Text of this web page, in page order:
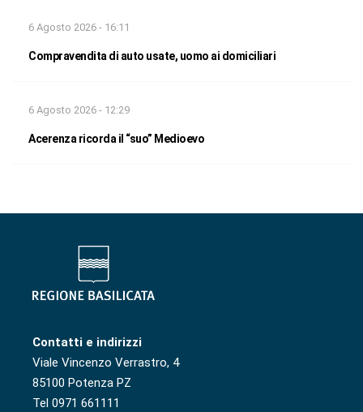
6 Agosto 2026 - 16:11
Compravendita di auto usate, uomo ai domiciliari
6 Agosto 2026 - 12:29
Acerenza ricorda il “suo” Medioevo
Contatti e indirizzi
Viale Vincenzo Verrastro, 4
85100 Potenza PZ
Tel 0971 661111